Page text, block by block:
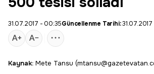
31.07.2017 - 00:35Güncellenme Tarihi:
Kaynak: Mete Tansu